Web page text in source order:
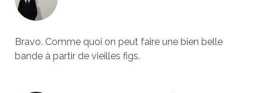
Bravo. Comme quoi on peut faire une bien belle
bande à partir de vieilles figs.